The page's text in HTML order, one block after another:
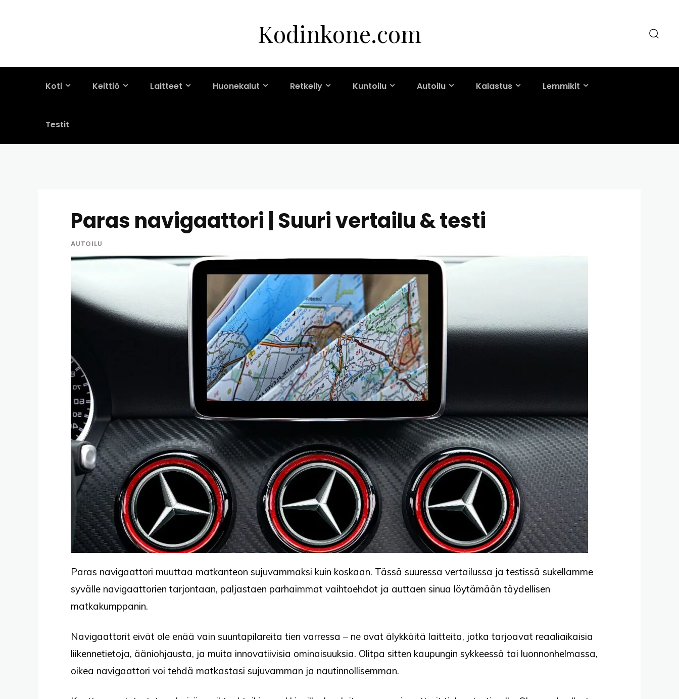
Kodinkone.com
Koti Keittiö Laitteet Huonekalut Retkeily Kuntoilu Autoilu Kalastus Lemmikit
Testit
Paras navigaattori | Suuri vertailu & testi
AUTOILU
Paras navigaattori muuttaa matkanteon sujuvammaksi kuin koskaan. Tässä suuressa vertailussa ja testissä sukellamme
syvälle navigaattorien tarjontaan, paljastaen parhaimmat vaihtoehdot ja auttaen sinua löytämään täydellisen
matkakumppanin.
Navigaattorit eivät ole enää vain suuntapilareita tien varressa – ne ovat älykkäitä laitteita, jotka tarjoavat reaaliaikaisia
liikennetietoja, ääniohjausta, ja muita innovatiivisia ominaisuuksia. Olitpa sitten kaupungin sykkeessä tai luonnonhelmassa,
oikea navigaattori voi tehdä matkastasi sujuvamman ja nautinnollisemman.